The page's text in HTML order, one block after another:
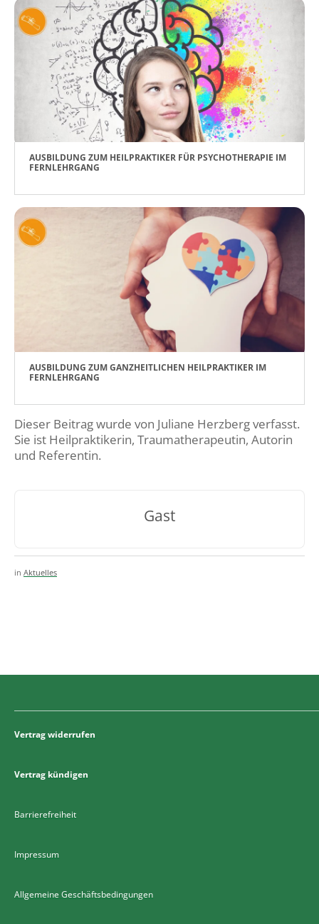
AUSBILDUNG ZUM HEILPRAKTIKER FÜR PSYCHOTHERAPIE IM
FERNLEHRGANG
AUSBILDUNG ZUM GANZHEITLICHEN HEILPRAKTIKER IM
FERNLEHRGANG
Dieser Beitrag wurde von Juliane Herzberg verfasst.
Sie ist Heilpraktikerin, Traumatherapeutin, Autorin
und Referentin.
Gast
in Aktuelles
Vertrag widerrufen
Vertrag kündigen
Barrierefreiheit
Impressum
Allgemeine Geschäftsbedingungen